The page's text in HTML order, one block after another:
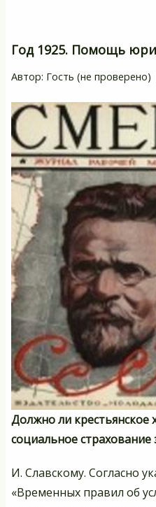
Год 1925. Помощь
Автор: Гость (не проверено)
Должно ли крестьянское
социальное страхование
И. Славскому. Согласно
«Временных правил об